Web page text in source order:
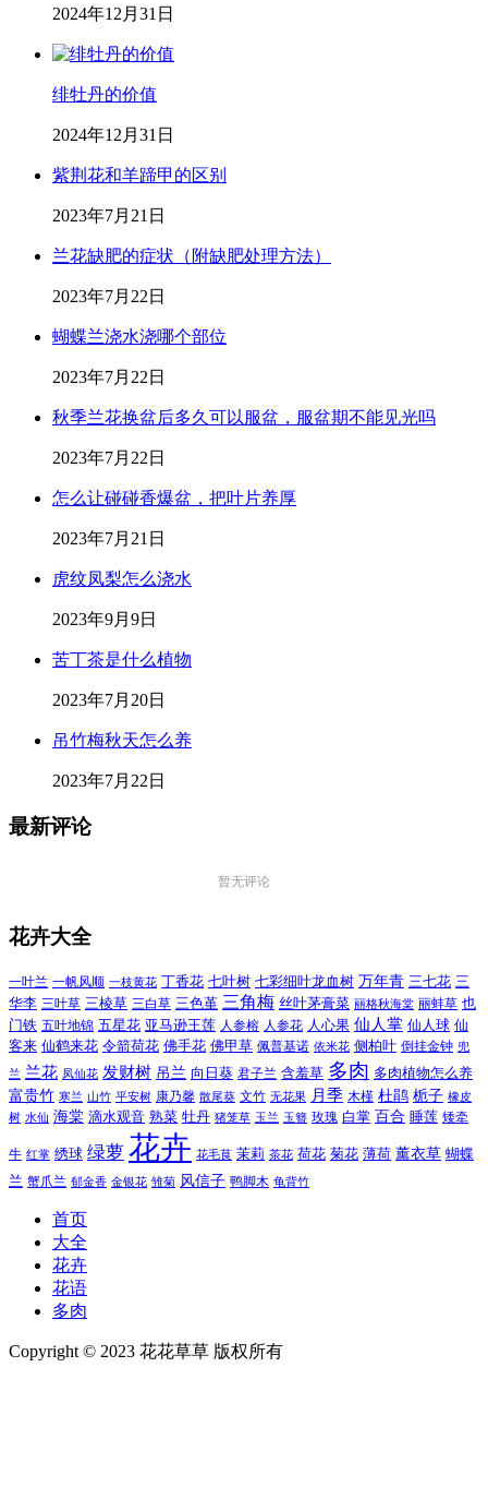
2024年12月31日
绯牡丹的价值
2024年12月31日
紫荆花和羊蹄甲的区别
2023年7月21日
兰花缺肥的症状（附缺肥处理方法）
2023年7月22日
蝴蝶兰浇水浇哪个部位
2023年7月22日
秋季兰花换盆后多久可以服盆，服盆期不能见光吗
2023年7月22日
怎么让碰碰香爆盆，把叶片养厚
2023年7月21日
虎纹凤梨怎么浇水
2023年9月9日
苦丁茶是什么植物
2023年7月20日
吊竹梅秋天怎么养
2023年7月22日
最新评论
暂无评论
花卉大全
一叶兰 一帆风顺 一枝黄花 丁香花 七叶树 七彩细叶龙血树 万年青 三七花 三
华李 三叶草 三棱草 三白草 三色堇 三角梅 丝叶茅膏菜 丽格秋海棠 丽蚌草 也
门铁 五叶地锦 五星花 亚马逊王莲 人参榕 人参花 人心果 仙人掌 仙人球 仙
客来 仙鹤来花 令箭荷花 佛手花 佛甲草 佩普基诺 依米花 侧柏叶 倒挂金钟 兜
兰 兰花 凤仙花 发财树 吊兰 向日葵 君子兰 含羞草 多肉 多肉植物怎么养
富贵竹 寒兰 山竹 平安树 康乃馨 散尾葵 文竹 无花果 月季 木槿 杜鹃 栀子 橡皮
树 水仙 海棠 滴水观音 熟菜 牡丹 猪笼草 玉兰 玉簪 玫瑰 白掌 百合 睡莲 矮牵
牛 红掌 绣球 绿萝 花卉 花毛茛 茉莉 茶花 荷花 菊花 薄荷 薰衣草 蝴蝶
兰 蟹爪兰 郁金香 金银花 雏菊 风信子 鸭脚木 龟背竹
首页
大全
花卉
花语
多肉
Copyright © 2023 花花草草 版权所有